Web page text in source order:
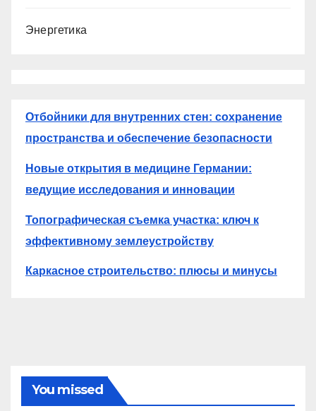
Энергетика
Отбойники для внутренних стен: сохранение
пространства и обеспечение безопасности
Новые открытия в медицине Германии:
ведущие исследования и инновации
Топографическая съемка участка: ключ к
эффективному землеустройству
Каркасное строительство: плюсы и минусы
You missed